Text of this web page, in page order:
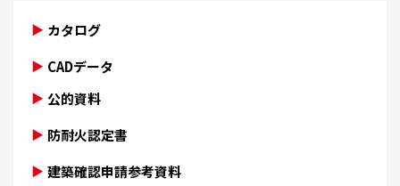
カタログ
CADデータ
公的資料
防耐火認定書
建築確認申請参考資料